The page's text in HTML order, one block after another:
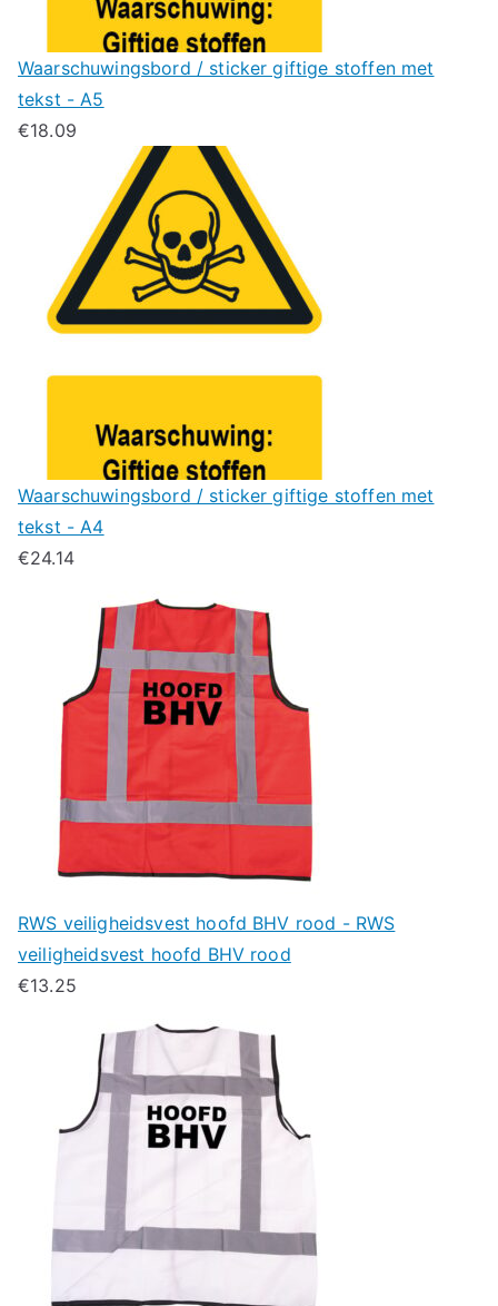
Waarschuwingsbord / sticker giftige stoffen met
tekst - A5
€18.09
Waarschuwingsbord / sticker giftige stoffen met
tekst - A4
€24.14
RWS veiligheidsvest hoofd BHV rood - RWS
veiligheidsvest hoofd BHV rood
€13.25